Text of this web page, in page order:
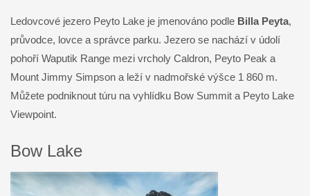
Ledovcové jezero Peyto Lake je jmenováno podle Billa Peyta,
průvodce, lovce a správce parku. Jezero se nachází v údolí
pohoří Waputik Range mezi vrcholy Caldron, Peyto Peak a
Mount Jimmy Simpson a leží v nadmořské výšce 1 860 m.
Můžete podniknout túru na vyhlídku Bow Summit a Peyto Lake
Viewpoint.
Bow Lake